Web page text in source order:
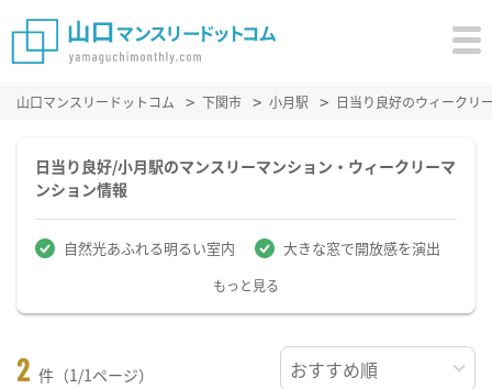
山口マンスリードットコム 下関市 小月駅 日当り良好のウィークリ
日当り良好/小月駅のマンスリーマンション・ウィークリーマ
ンション情報
自然光あふれる明るい室内 大きな窓で開放感を演出
もっと見る
2 件（1/1ページ）